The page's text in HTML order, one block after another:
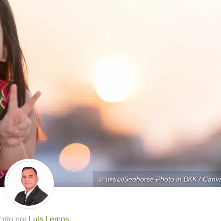
ภาพของSeahorse Photo in BKK /
por Luis Lemos